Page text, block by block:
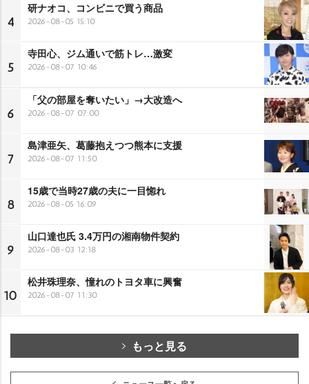
4
研ナオコ、コンビニで買う商品
2026-08-05 15:10
5
寺田心、ジム通いで筋トレ…激変
2026-08-07 10:46
6
「父の部屋を奪いたい」→大改造へ
2026-08-07 07:00
7
島津亜矢、葛藤抱えつつ熊本に支援
2026-08-07 11:50
8
15歳で当時27歳の夫に一目惚れ
2026-08-05 16:09
9
山口達也氏 3.4万円の湘南物件契約
2026-08-03 12:18
10
松井珠理奈、憧れのトヨタ車に興奮
2026-08-07 11:30
もっと見る